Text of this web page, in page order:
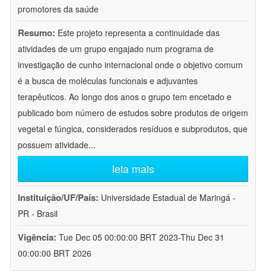
promotores da saúde
Resumo: Este projeto representa a continuidade das
atividades de um grupo engajado num programa de
investigação de cunho internacional onde o objetivo comum
é a busca de moléculas funcionais e adjuvantes
terapêuticos. Ao longo dos anos o grupo tem encetado e
publicado bom número de estudos sobre produtos de origem
vegetal e fúngica, considerados resíduos e subprodutos, que
possuem atividade...
leia mais
Instituição/UF/País: Universidade Estadual de Maringá -
PR - Brasil
Vigência: Tue Dec 05 00:00:00 BRT 2023-Thu Dec 31
00:00:00 BRT 2026